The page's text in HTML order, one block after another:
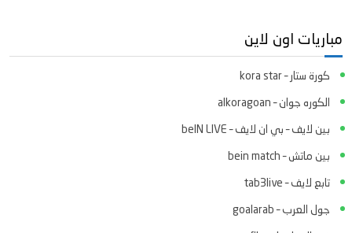
مباريات اون لاين
كورة ستار – kora star
الكوره جوان – alkoragoan
بين لايف – بي ان لايف – beIN LIVE
بين ماتش – bein match
تابع لايف – tab3live
جول العرب – goalarab